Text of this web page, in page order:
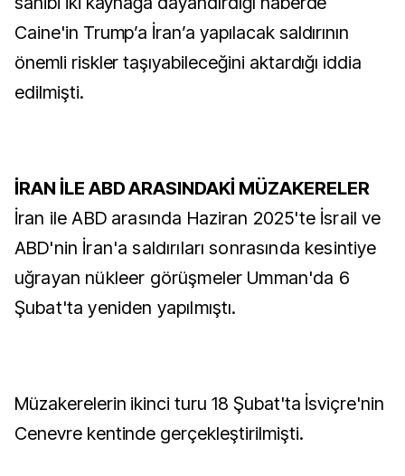
Caine'in Trump’a İran’a yapılacak saldırının
önemli riskler taşıyabileceğini aktardığı iddia
edilmişti.
İRAN İLE ABD ARASINDAKİ MÜZAKERELER
İran ile ABD arasında Haziran 2025'te İsrail ve
ABD'nin İran'a saldırıları sonrasında kesintiye
uğrayan nükleer görüşmeler Umman'da 6
Şubat'ta yeniden yapılmıştı.
Müzakerelerin ikinci turu 18 Şubat'ta İsviçre'nin
Cenevre kentinde gerçekleştirilmişti.